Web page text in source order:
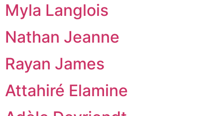
Myla Langlois
Nathan Jeanne
Rayan James
Attahiré Elamine